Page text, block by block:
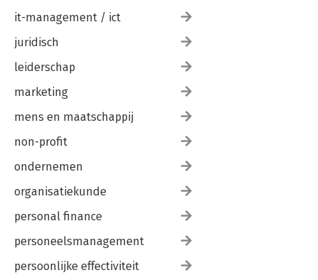
it-management / ict
juridisch
leiderschap
marketing
mens en maatschappij
non-profit
ondernemen
organisatiekunde
personal finance
personeelsmanagement
persoonlijke effectiviteit